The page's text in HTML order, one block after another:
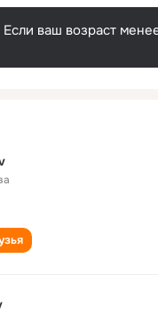
ваш возраст